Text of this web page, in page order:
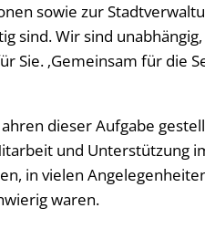
sowie zur
sind. Wir sind
‚Gemeinsam für die
dieser Aufgabe
und Unterstützung
in vielen
waren.